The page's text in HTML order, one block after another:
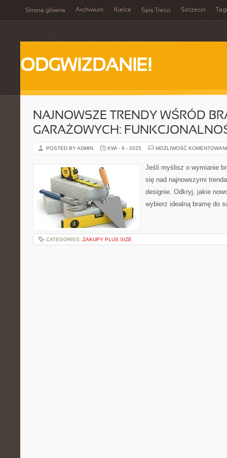
Strona główna Archiwum Kielce Spis Treści Szczecin Tagi
ODGWIZDANIE!
NAJNOWSZE TRENDY WŚRÓD
GARAŻOWYCH:
POSTED BY ADMIN KWI - 9 - 2025 MOŻLIWOŚĆ
Jeśli myślisz o wymianie
się nad najnowszymi
designie. Odkryj, jakie
wybierz idealną bramę do
CATEGORIES: ZAKUPY PLUS SIZE